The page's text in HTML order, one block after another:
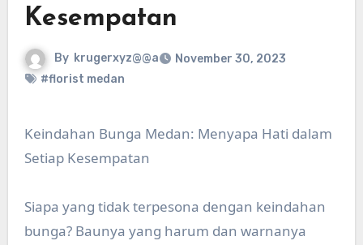
Kesempatan
By krugerxyz@@a
November 30, 2023
#florist medan
Keindahan Bunga Medan: Menyapa Hati dalam
Setiap Kesempatan
Siapa yang tidak terpesona dengan keindahan
bunga? Baunya yang harum dan warnanya